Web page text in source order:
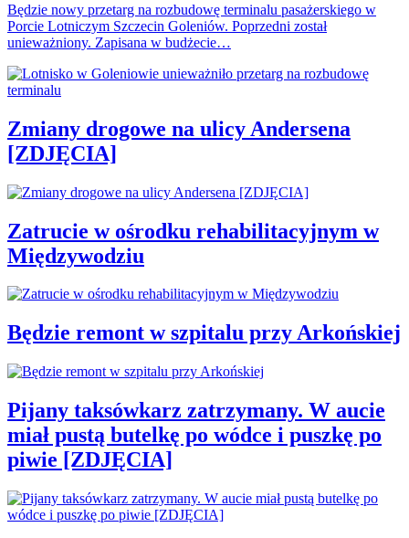
Będzie nowy przetarg na rozbudowę terminalu pasażerskiego w
Porcie Lotniczym Szczecin Goleniów. Poprzedni został
unieważniony. Zapisana w budżecie…
Zmiany drogowe na ulicy Andersena
[ZDJĘCIA]
Zatrucie w ośrodku rehabilitacyjnym w
Międzywodziu
Będzie remont w szpitalu przy Arkońskiej
Pijany taksówkarz zatrzymany. W aucie
miał pustą butelkę po wódce i puszkę po
piwie [ZDJĘCIA]